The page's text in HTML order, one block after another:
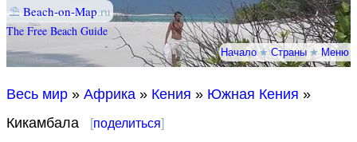
⛱ Beach-on-Map.ru
The Free Beach Guide
Начало★Страны★Меню
Весь мир » Африка » Кения » Южная Кения »
Кикамбала
[поделиться]